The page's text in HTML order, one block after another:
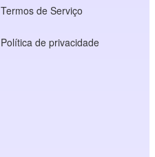
Termos de Serviço
Política de privacidade